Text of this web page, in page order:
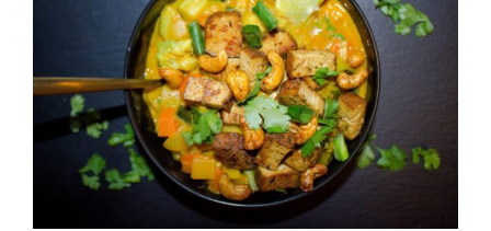
Produits sains
Click and collect